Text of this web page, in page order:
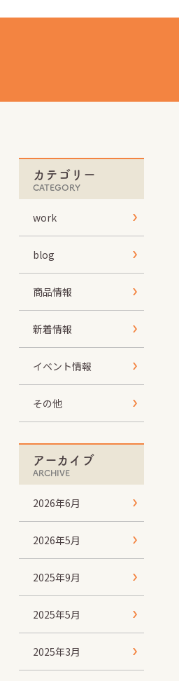
カテゴリー
CATEGORY
work
blog
商品情報
新着情報
イベント情報
その他
アーカイブ
ARCHIVE
2026年6月
2026年5月
2025年9月
2025年5月
2025年3月